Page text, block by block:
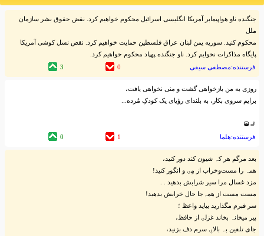
جنگنده ناو هواپیمابر آمریکا انگلیسی اسرائیل محکوم خواهیم کرد. نقض حقوق بشر سازمان
ملل
محکوم کنید. سوریه یمن لبنان عراق فلسطین حمایت خواهیم کرد. نقض نسل کوشی آمریکا
پایگاه مذاکرات نخوایم کرد. ناو جنگنده پهپاد محکوم خواهیم کرد.
فرستنده:مصطفی سیفی
0
3
روزی به من بازخواهی گشت و منی نخواهی یافت،
برایم سروی بکار، به بلندای رؤیای یک کودکِ مُرده...
🚬🥃
فرستنده:هلما
1
0
بعد مرگم هر کہ‌ شیون کند دور کنید،
همہ‌ را مست‌و‌خراب از مِۍ و انگور کنید!
مزد غسال مرا سیر شرابش بدهید . .
مست مست از همہ‌‌جا حال خرابش بدهید!
سر قبرم مگذارید بیاید واعظ ؛
پیر میخانہ‌ بخاند غزلۍ از حافظ،
جای تلقین بہ‌ بالاۍِ سرم دف بزنید،